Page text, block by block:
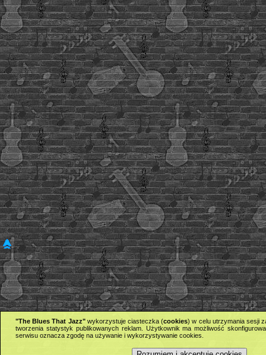
"The Blues That Jazz"wykorzystuje ciasteczka (cookies) w celu utrzymania sesji
tworzenia statystyk publikowanych reklam. Użytkownik ma możliwość
serwisu oznacza zgodę na używanie i wykorzystywanie cookies.